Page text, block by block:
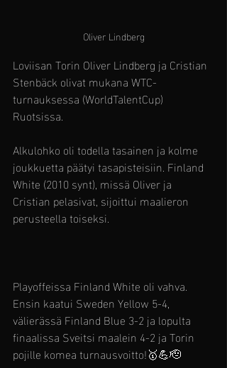
Oliver Lindberg
Loviisan Torin Oliver Lindberg ja Cristian
Stenbäck olivat mukana WTC-
turnauksessa (WorldTalentCup)
Ruotsissa.
Alkulohko oli todella tasainen ja kolme
joukkuetta päätyi tasapisteisiin. Finland
White (2010 synt), missä Oliver ja
Cristian pelasivat, sijoittui maalieron
perusteella toiseksi.
Playoffeissa Finland White oli vahva.
Ensin kaatui Sweden Yellow 5-4,
välierässä Finland Blue 3-2 ja lopulta
finaalissa Sveitsi maalein 4-2 ja Torin
pojille komea turnausvoitto!🥇💪🫡